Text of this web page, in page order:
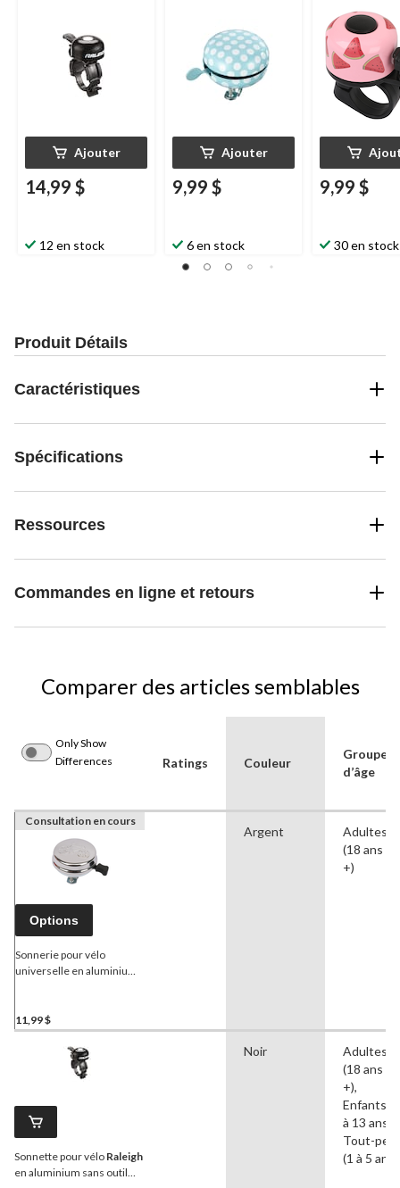
Ajouter
14,99 $
12 en stock
Ajouter
9,99 $
6 en stock
et
puissant, rose
9,99 $
30 en stock
Produit Détails
Caractéristiques
Spécifications
Ressources
Commandes en ligne et retours
Comparer des articles semblables
Only Show
Differences
Ratings Couleur
d’âge
Consultation en cours
Options
Sonnerie pour vélo
universelle en aluminium
11,99 $
Argent
Adultes
(18 ans et
+)
Sonnette pour vélo Raleigh
en aluminium sans outil
Noir
Adultes
(18 ans et
+),
Enfants (5
à 13 ans),
Tout-
(1 à 5 ans)